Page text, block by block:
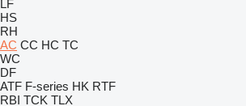
LF
HS
RH
AC CC HC TC
WC
DF
ATF F-series HK RTF
RBI TCK TLX